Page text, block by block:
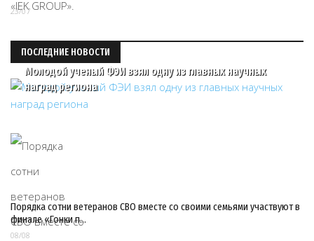
23/07
ПОСЛЕДНИЕ НОВОСТИ
Молодой ученый ФЭИ взял одну из главных научных
наград региона
Порядка сотни ветеранов СВО вместе со своими семьями участвуют в
финале «Гонки п…
08/08